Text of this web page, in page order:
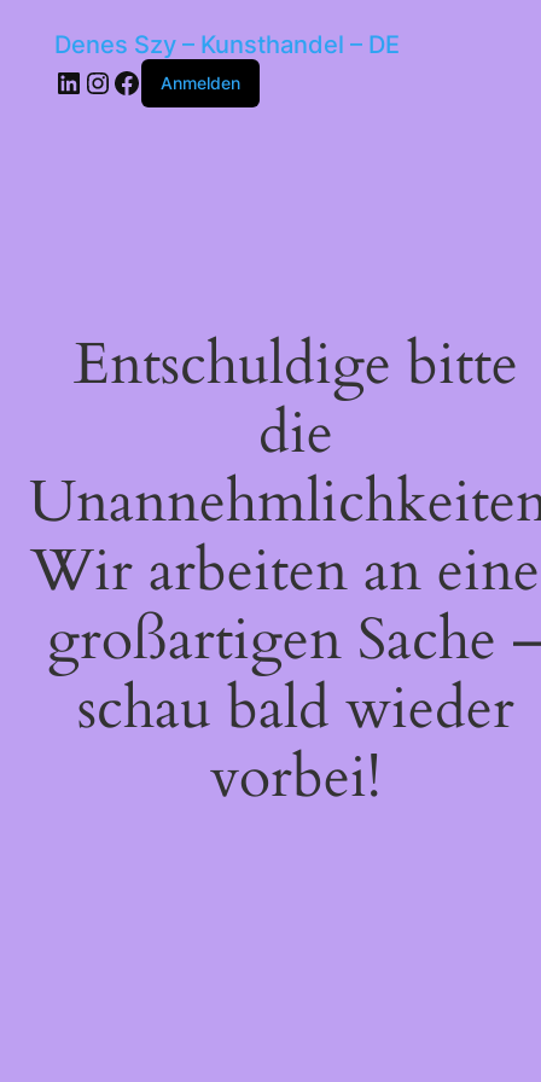
Denes Szy – Kunsthandel – DE
LinkedIn
Instagram
Facebook
Anmelden
Entschuldige bitte
die
Wir arbeiten an
großartigen Sache
schau bald wieder
vorbei!